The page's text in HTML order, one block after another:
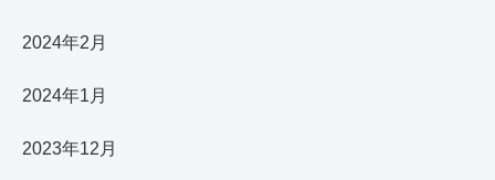
2024年2月
2024年1月
2023年12月